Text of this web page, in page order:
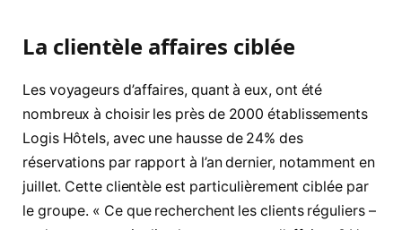
La clientèle affaires ciblée
Les voyageurs d’affaires, quant à eux, ont été
nombreux à choisir les près de 2000 établissements
Logis Hôtels, avec une hausse de 24% des
réservations par rapport à l’an dernier, notamment en
juillet. Cette clientèle est particulièrement ciblée par
le groupe. « Ce que recherchent les clients réguliers –